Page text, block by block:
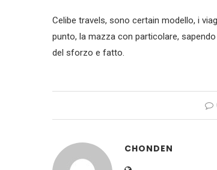
Celibe travels, sono certain modello, i
punto, la mazza con particolare,
del sforzo e fatto.
CHONDEN